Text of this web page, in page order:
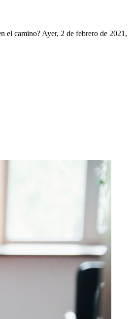
el camino? Ayer, 2 de febrero de 2021,